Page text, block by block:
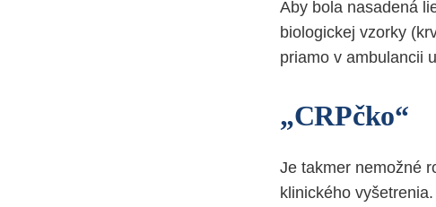
Aby bola nasadená
biologickej vzorky
priamo v ambulancii
„CRPčko“
Je takmer nemožné
klinického